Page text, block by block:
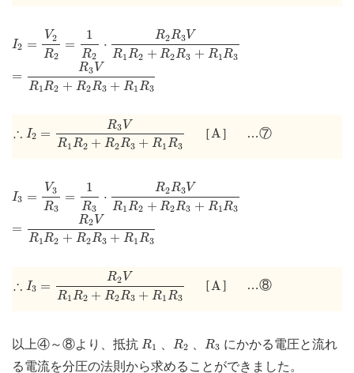
I2 =
V2
R2
2R
=
1
R2
⋅
R2R3V
R1 R2 + R2R3 + R1R3
R2 1R 2+ R2
=
R3 V
R1R2 + R2R3 + R1R3
VR1 +R2R 3+R1 R 3
∴ I2 =
R3 V
R1 R2 + R2R3 + R1 R3
+R 2R
［A
A ］ …⑦
I3 =
V3
R3
3R
=
1
R3
⋅
R2R3V
R1R2 + R2R3 + R1R3
R3 1R 2+ R2
=
R2 V
R1R2 + R2R3 + R1R3
VR1 +R2R 3+R1 R 3
∴ I3 =
R2 V
R1R2 + R2R3 + R1R3
+R 2R
［A
A ］ …⑧
以上④～⑧より、抵抗 R1
R1 R2
R2 R3
R3
にかかる電圧と流れ
る電流を分圧の法則から求めることができました。